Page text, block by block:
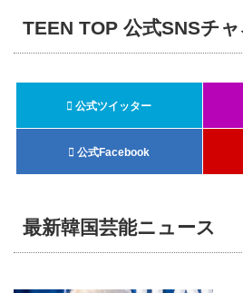
TEEN TOP 公式SNSチ
公式ツイッター
公式Facebook
最新韓国芸能ニュース